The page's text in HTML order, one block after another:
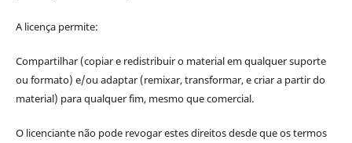
A licença permite:
Compartilhar (copiar e redistribuir o material em qualquer suporte
ou formato) e/ou adaptar (remixar, transformar, e criar a partir do
material) para qualquer fim, mesmo que comercial.
O licenciante não pode revogar estes direitos desde que os termos